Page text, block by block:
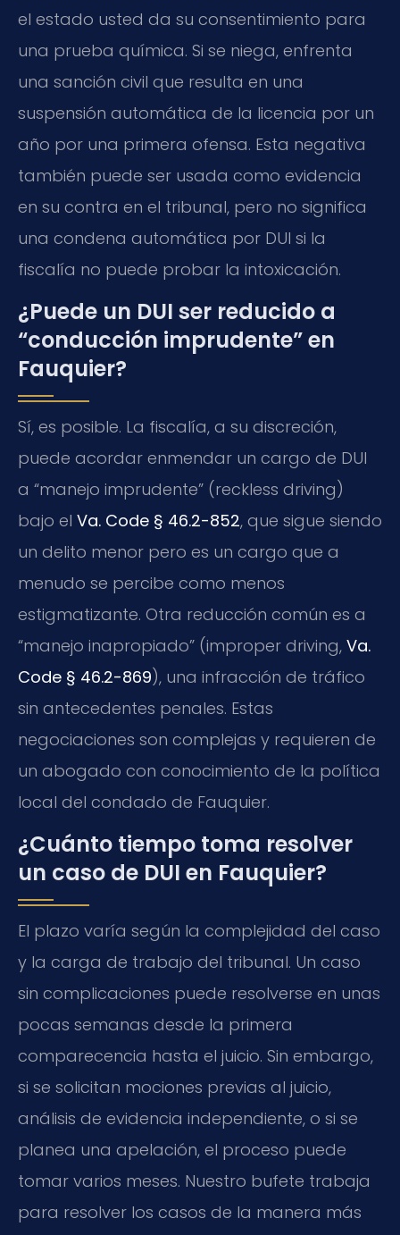
el estado usted da su consentimiento para
una prueba química. Si se niega, enfrenta
una sanción civil que resulta en una
suspensión automática de la licencia por un
año por una primera ofensa. Esta negativa
también puede ser usada como evidencia
en su contra en el tribunal, pero no significa
una condena automática por DUI si la
fiscalía no puede probar la intoxicación.
¿Puede un DUI ser reducido a
“conducción imprudente” en
Fauquier?
Sí, es posible. La fiscalía, a su discreción,
puede acordar enmendar un cargo de DUI
a “manejo imprudente” (reckless driving)
bajo el Va. Code § 46.2-852, que sigue siendo
un delito menor pero es un cargo que a
menudo se percibe como menos
estigmatizante. Otra reducción común es a
“manejo inapropiado” (improper driving, Va.
Code § 46.2-869), una infracción de tráfico
sin antecedentes penales. Estas
negociaciones son complejas y requieren de
un abogado con conocimiento de la política
local del condado de Fauquier.
¿Cuánto tiempo toma resolver
un caso de DUI en Fauquier?
El plazo varía según la complejidad del caso
y la carga de trabajo del tribunal. Un caso
sin complicaciones puede resolverse en unas
pocas semanas desde la primera
comparecencia hasta el juicio. Sin embargo,
si se solicitan mociones previas al juicio,
análisis de evidencia independiente, o si se
planea una apelación, el proceso puede
tomar varios meses. Nuestro bufete trabaja
para resolver los casos de la manera más